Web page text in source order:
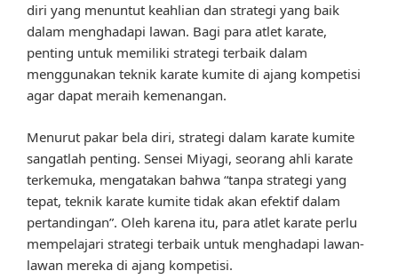
diri yang menuntut keahlian dan strategi yang baik
dalam menghadapi lawan. Bagi para atlet karate,
penting untuk memiliki strategi terbaik dalam
menggunakan teknik karate kumite di ajang kompetisi
agar dapat meraih kemenangan.
Menurut pakar bela diri, strategi dalam karate kumite
sangatlah penting. Sensei Miyagi, seorang ahli karate
terkemuka, mengatakan bahwa “tanpa strategi yang
tepat, teknik karate kumite tidak akan efektif dalam
pertandingan”. Oleh karena itu, para atlet karate perlu
mempelajari strategi terbaik untuk menghadapi lawan-
lawan mereka di ajang kompetisi.